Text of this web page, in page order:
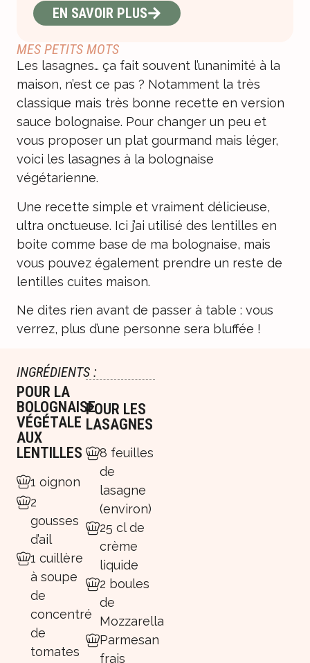
MES PETITS MOTS
Les lasagnes… ça fait souvent l’unanimité à la
maison, n’est ce pas ? Notamment la très
classique mais très bonne recette en version
sauce bolognaise. Pour changer un peu et
vous proposer un plat gourmand mais léger,
voici les lasagnes à la bolognaise
végétarienne.
Une recette simple et vraiment délicieuse,
ultra onctueuse. Ici j’ai utilisé des lentilles en
boite comme base de ma bolognaise, mais
vous pouvez également prendre un reste de
lentilles cuites maison.
Ne dites rien avant de passer à table : vous
verrez, plus d’une personne sera bluffée !
EN SAVOIR PLUS
INGRÉDIENTS :
POUR LA
BOLOGNAISE
VÉGÉTALE
AUX
LENTILLES
1 oignon
2
gousses
d’ail
1 cuillère
à soupe
de
concentré
de
tomates
POUR LES
LASAGNES
8 feuilles
de
lasagne
(environ)
25 cl de
crème
liquide
2 boules
de
Mozzarella
Parmesan
frais